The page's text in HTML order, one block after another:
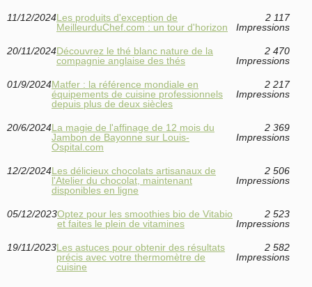
11/12/2024Les produits d'exception de
MeilleurduChef.com : un tour d'horizon
2 117
Impressions
20/11/2024Découvrez le thé blanc nature de la
compagnie anglaise des thés
2 470
Impressions
01/9/2024Matfer : la référence mondiale en
équipements de cuisine professionnels
depuis plus de deux siècles
2 217
Impressions
20/6/2024La magie de l'affinage de 12 mois du
Jambon de Bayonne sur Louis-
Ospital.com
2 369
Impressions
12/2/2024Les délicieux chocolats artisanaux de
l'Atelier du chocolat, maintenant
disponibles en ligne
2 506
Impressions
05/12/2023Optez pour les smoothies bio de Vitabio
et faites le plein de vitamines
2 523
Impressions
19/11/2023Les astuces pour obtenir des résultats
précis avec votre thermomètre de
cuisine
2 582
Impressions